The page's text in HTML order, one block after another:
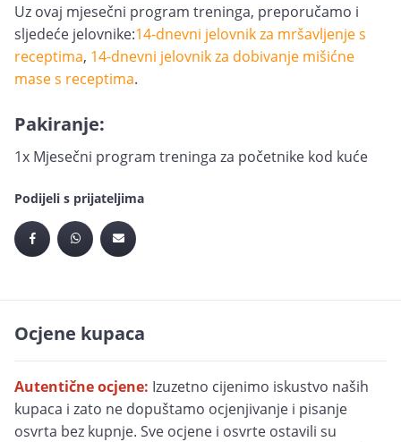
Uz ovaj mjesečni program treninga, preporučamo i
sljedeće jelovnike:14-dnevni jelovnik za mršavljenje s
receptima, 14-dnevni jelovnik za dobivanje mišićne
mase s receptima.
Pakiranje:
1x Mjesečni program treninga za početnike kod kuće
Podijeli s prijateljima
Ocjene kupaca
Autentične ocjene: Izuzetno cijenimo iskustvo naših
kupaca i zato ne dopuštamo ocjenjivanje i pisanje
osvrta bez kupnje. Sve ocjene i osvrte ostavili su